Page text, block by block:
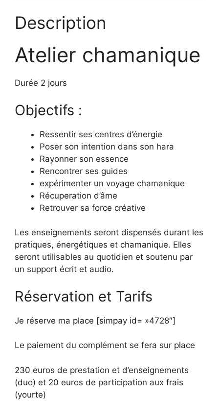
Description
Atelier chamanique
Durée 2 jours
Objectifs :
Ressentir ses centres d’énergie
Poser son intention dans son hara
Rayonner son essence
Rencontrer ses guides
expérimenter un voyage chamanique
Récuperation d’âme
Retrouver sa force créative
Les enseignements seront dispensés durant les
pratiques, énergétiques et chamanique. Elles
seront utilisables au quotidien et soutenu par
un support écrit et audio.
Réservation et Tarifs
Je réserve ma place [simpay id= »4728″]
Le paiement du complément se fera sur place
230 euros de prestation et d’enseignements
(duo) et 20 euros de participation aux frais
(yourte)